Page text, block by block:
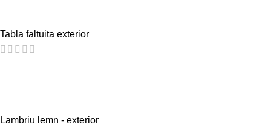
Tabla faltuita exterior
Lambriu lemn - exterior